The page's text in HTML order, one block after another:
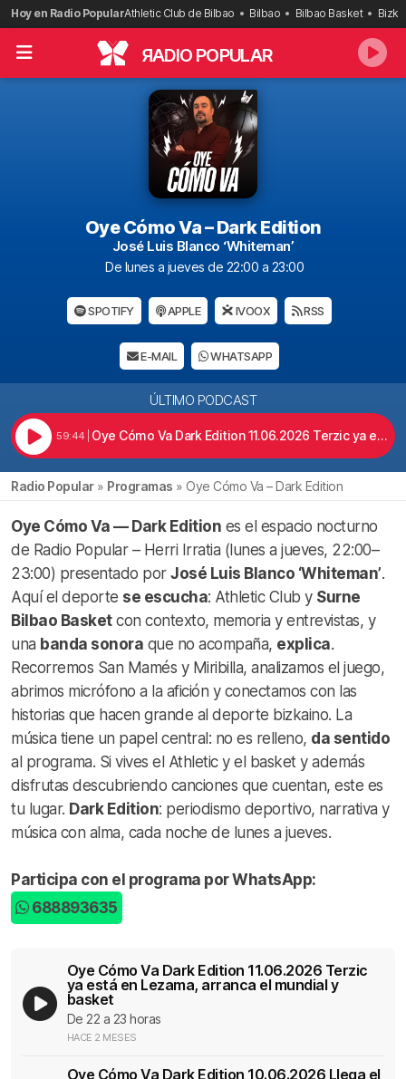
Saltar
al
contenido
Hoy en Radio PopularAthletic Club de Bilbao Bilbao Bilbao Basket
RADIO POPULAR
Oye Cómo Va – Dark Edition
José Luis Blanco ‘Whiteman’
De lunes a jueves de 22:00 a 23:00
SPOTIFY APPLE IVOOX RSS
E-MAIL WHATSAPP
ÚLTIMO PODCAST
59:44 Oye Cómo Va Dark Edition 11.06.2026 Terzic ya está en Lezama, arranca el mundial y basket
Radio Popular» Programas » Oye Cómo Va – Dark Edition
Oye Cómo Va — Dark Edition es el espacio nocturno
de Radio Popular – Herri Irratia (lunes a jueves, 22:00–
23:00) presentado por José Luis Blanco ‘Whiteman’.
Aquí el deporte se escucha: Athletic Club y Surne
Bilbao Basketcon contexto, memoria y entrevistas, y
una banda sonora que no acompaña, explica.
Recorremos San Mamés y Miribilla, analizamos el juego,
abrimos micrófono a la afición y conectamos con las
historias que hacen grande al deporte bizkaino. La
música tiene un papel central: no es relleno, da sentido
al programa. Si vives el Athletic y el basket y además
disfrutas descubriendo canciones que cuentan, este es
tu lugar. Dark Edition: periodismo deportivo, narrativa y
música con alma, cada noche de lunes a jueves.
Participa con el programa por WhatsApp:
688893635
Oye Cómo Va Dark Edition 11.06.2026 Terzic
ya está en Lezama, arranca el mundial y
basket
De 22 a 23 horas
HACE 2 MESES
Oye Cómo Va Dark Edition 10.06.2026 Llega el